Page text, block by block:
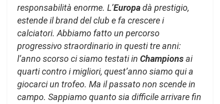
responsabilità enorme. L’Europadà prestigio,
estende il brand del club e fa crescere i
calciatori. Abbiamo fatto un percorso
progressivo straordinario in questi tre anni:
l’anno scorso ci siamo testati in Championsai
quarti contro i migliori, quest’anno siamo qui a
giocarci un trofeo. Ma il passato non scende in
campo. Sappiamo quanto sia difficile arrivare fin